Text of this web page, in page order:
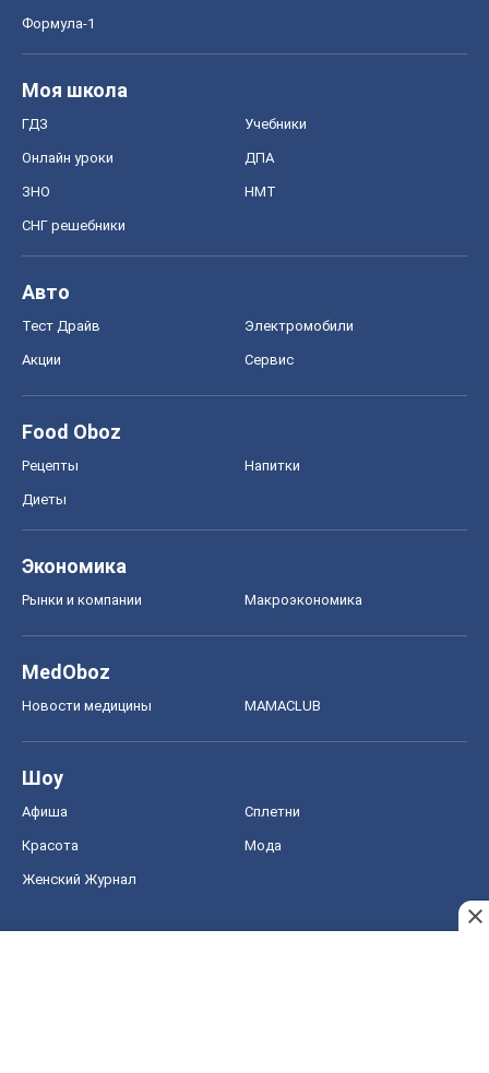
Формула-1
Моя школа
ГДЗ Учебники
Онлайн уроки ДПА
ЗНО НМТ
СНГ решебники
Авто
Тест Драйв Электромобили
Акции Сервис
Food Oboz
Рецепты Напитки
Диеты
Экономика
Рынки и компании Mакроэкономика
MedOboz
Новости медицины MAMACLUB
Шоу
Афиша Сплетни
Красота Мода
Женский Журнал